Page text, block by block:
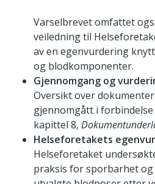
Varselbrevet omfattet
veiledning til
av en egenvurdering
og blodkomponenter.
Gjennomgang og
Oversikt over
gjennomgått i
kapittel 8,
Helseforetakets
Helseforetaket
praksis for sporbarhet